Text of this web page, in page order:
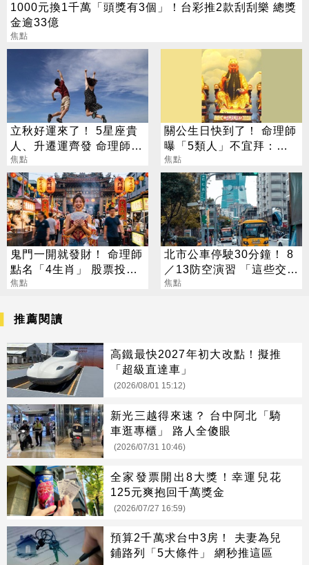
1000元換1千萬「頭獎有3個」！台彩推2款刮刮樂 總獎
金逾33億
焦點
立秋好運來了！ 5星座貴
人、升遷運齊發 命理師：
把握黃金轉運期
焦點
關公生日快到了！ 命理師
曝「5類人」不宜拜：求
偏財、做這些事反招禍
焦點
鬼門一開就發財！ 命理師
點名「4生肖」 股票投資
大翻身
焦點
北市公車停駛30分鐘！ 8
／13防空演習 「這些交通
工具」全面管制
焦點
推薦閱讀
高鐵最快2027年初大改點！擬推
「超級直達車」
(2026/08/01 15:12)
新光三越得來速？ 台中阿北「騎
車逛專櫃」 路人全傻眼
(2026/07/31 10:46)
全家發票開出8大獎！幸運兒花
125元爽抱回千萬獎金
(2026/07/27 16:59)
預算2千萬求台中3房！ 夫妻為兒
鋪路列「5大條件」 網秒推這區